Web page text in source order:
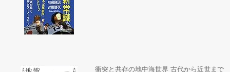
衝突と共存の地中海世界 古代から近世まで